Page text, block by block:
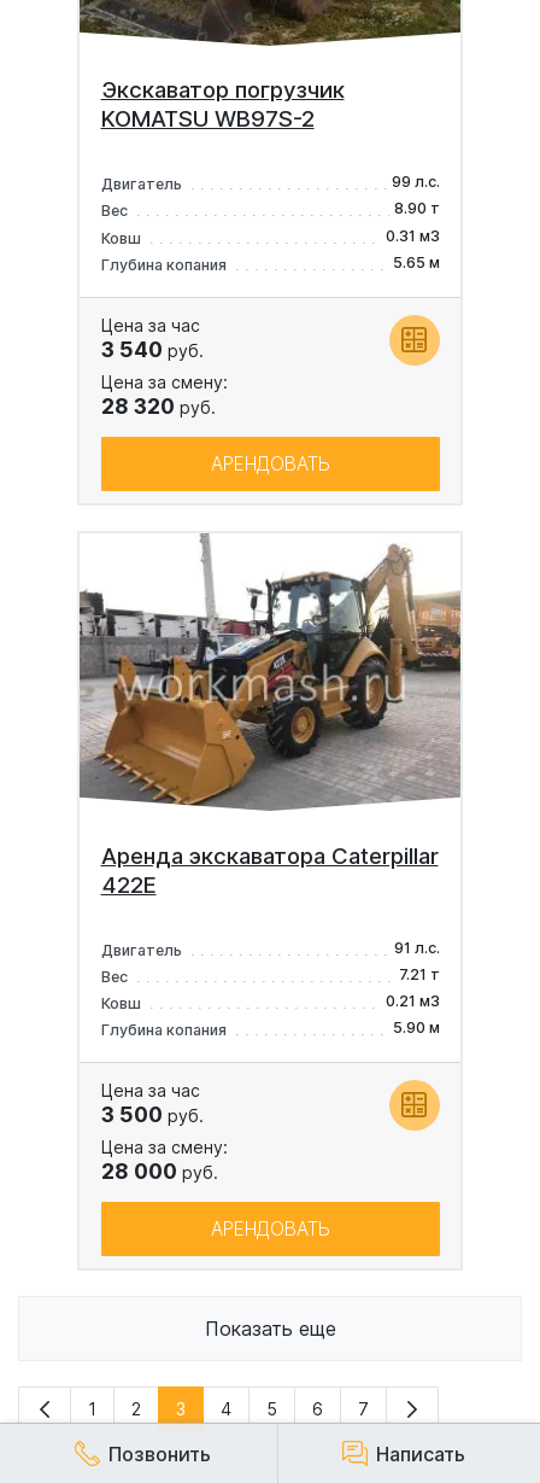
Экскаватор погрузчик
KOMATSU WB97S-2
Двигатель
99 л.с.
Вес
8.90 т
Ковш
0.31 м3
Глубина копания
5.65 м
Цена за час
3 540 руб.
Цена за смену:
28 320 руб.
АРЕНДОВАТЬ
Аренда экскаватора Caterpillar
422E
Двигатель
91 л.с.
Вес
7.21 т
Ковш
0.21 м3
Глубина копания
5.90 м
Цена за час
3 500 руб.
Цена за смену:
28 000 руб.
АРЕНДОВАТЬ
Показать еще
1 2 3 4 5 6 7
Позвонить Написать